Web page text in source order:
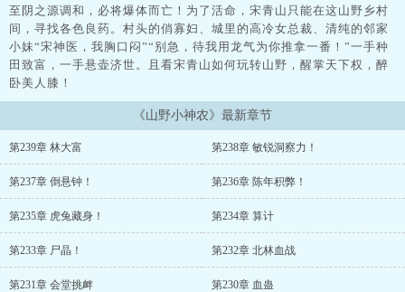
至阴之源调和，必将爆体而亡！为了活命，宋青山只能在这山野乡村
间，寻找各色良药。村头的俏寡妇、城里的高冷女总裁、清纯的邻家
小妹“宋神医，我胸口闷”“别急，待我用龙气为你推拿一番！”一手种
田致富，一手悬壶济世。且看宋青山如何玩转山野，醒掌天下权，醉
卧美人膝！
《山野小神农》最新章节
第239章 林大富 第238章 敏锐洞察力！
第237章 倒悬钟！ 第236章 陈年积弊！
第235章 虎兔藏身！ 第234章 算计
第233章 尸晶！ 第232章 北林血战
第231章 会堂挑衅 第230章 血蛊